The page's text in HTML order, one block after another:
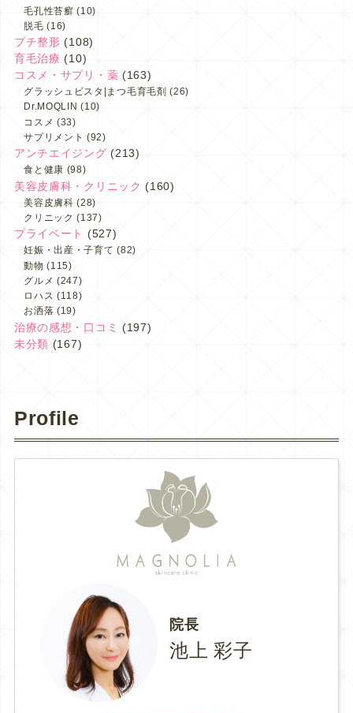
毛孔性苔癬 (10)
脱毛 (16)
プチ整形 (108)
育毛治療 (10)
コスメ・サプリ・薬 (163)
グラッシュビスタ|まつ毛育毛剤 (26)
Dr.MOQLIN (10)
コスメ (33)
サプリメント (92)
アンチエイジング (213)
食と健康 (98)
美容皮膚科・クリニック (160)
美容皮膚科 (28)
クリニック (137)
プライベート (527)
妊娠・出産・子育て (82)
動物 (115)
グルメ (247)
ロハス (118)
お洒落 (19)
治療の感想・口コミ
(197)
未分類 (167)
Profile
院長
池上 彩子